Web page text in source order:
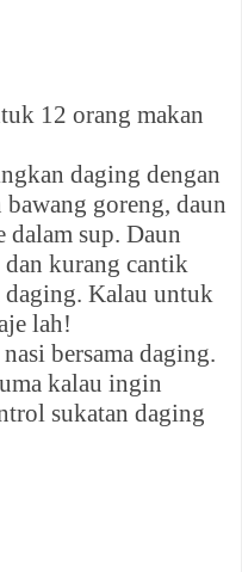
12 orang makan
daging dengan
goreng, daun
dalam sup. Daun
dan kurang cantik
daging. Kalau untuk
lah!
bersama daging.
kalau ingin
sukatan daging